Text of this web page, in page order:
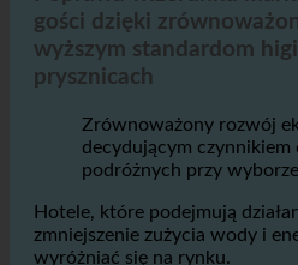
Poprawa wizerunku
gości dzięki
wyższym standardom
prysznicach
Zrównoważony rozwój
podróżnych przy
Hotele, które podejmują